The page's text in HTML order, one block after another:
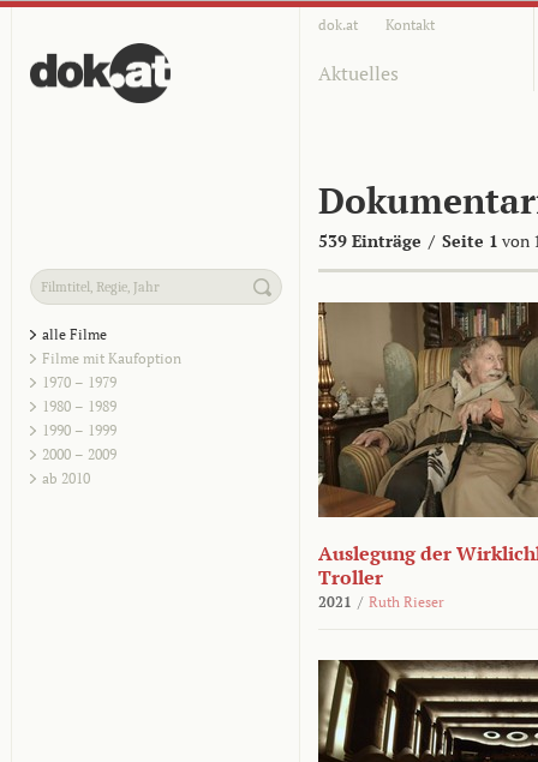
dok.at Kontakt
Aktuelles
539 Einträge / Seite 1 von
alle Filme
Filme mit Kaufoption
1970 – 1979
1980 – 1989
1990 – 1999
2000 – 2009
ab 2010
Auslegung der
Troller
2021 / Ruth Rieser